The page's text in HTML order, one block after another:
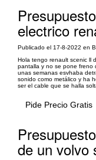
electrico
Publicado el 17-8-2022 en
Hola tengo renault scenic ll
pantalla y no se pone freno
unas semanas esvhaba
sonido como metálico y ha
ser el cable que se halla
Pide Precio Gratis
de un volvo